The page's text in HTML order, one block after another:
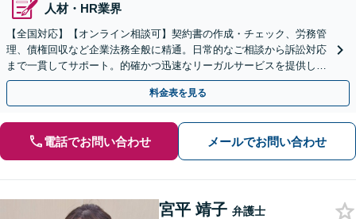
人材・HR業界
【全国対応】【オンライン相談可】契約書の作成・チェック、労務管
理、債権回収など企業法務全般に精通。日常的なご相談から訴訟対応
まで一貫してサポート。的確かつ迅速なリーガルサービスを提供しま
す。【初回相談無料】【休日・夜間相談可】
料金表を見る
電話でお問い合わせ メールでお問い合わせ
宮平 靖子 弁護士